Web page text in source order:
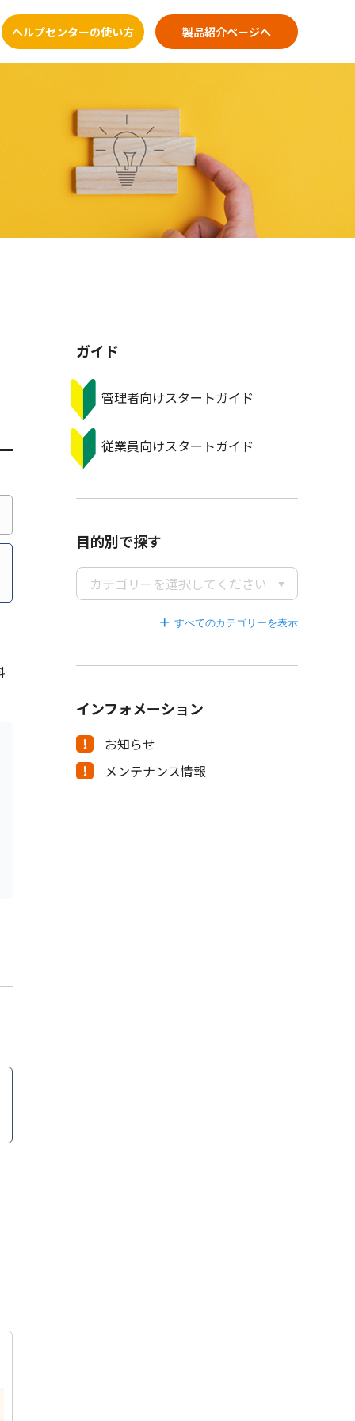
ヘルプセンターの使い方 製品紹介ページへ
ガイド
管理者向けスタートガイド
従業員向けスタートガイド
目的別で探す
カテゴリーを選択してください
すべてのカテゴリーを
インフォメーション
お知らせ
メンテナンス情報